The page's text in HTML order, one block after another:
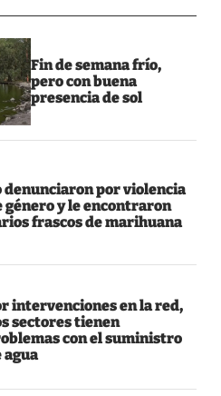
Fin de semana frío,
pero con buena
presencia de sol
denunciaron por violencia
género y le encontraron
frascos de marihuana
intervenciones en la red,
sectores tienen
con el suministro
agua